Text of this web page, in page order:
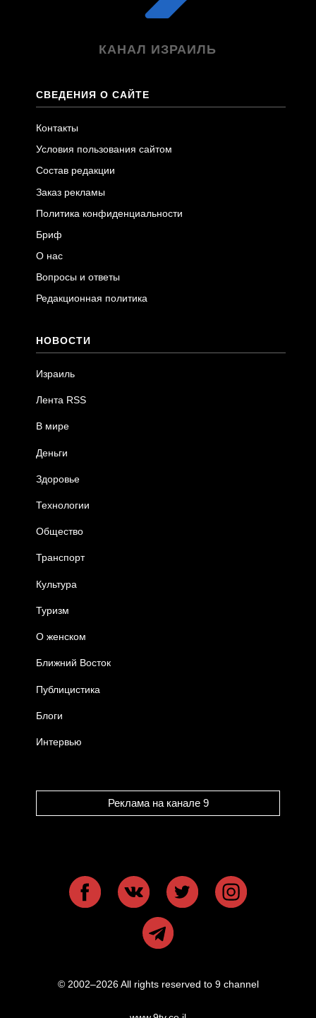
КАНАЛ ИЗРАИЛЬ
СВЕДЕНИЯ О САЙТЕ
Контакты
Условия пользования сайтом
Состав редакции
Заказ рекламы
Политика конфиденциальности
Бриф
О нас
Вопросы и ответы
Редакционная политика
НОВОСТИ
Израиль
Лента RSS
В мире
Деньги
Здоровье
Технологии
Общество
Транспорт
Культура
Туризм
О женском
Ближний Восток
Публицистика
Блоги
Интервью
Реклама на канале 9
© 2002–2026 All rights reserved to 9 channel